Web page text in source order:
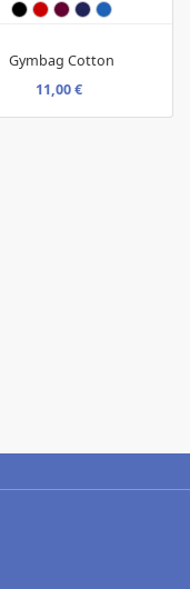
Gymbag Cotton
11,00 €